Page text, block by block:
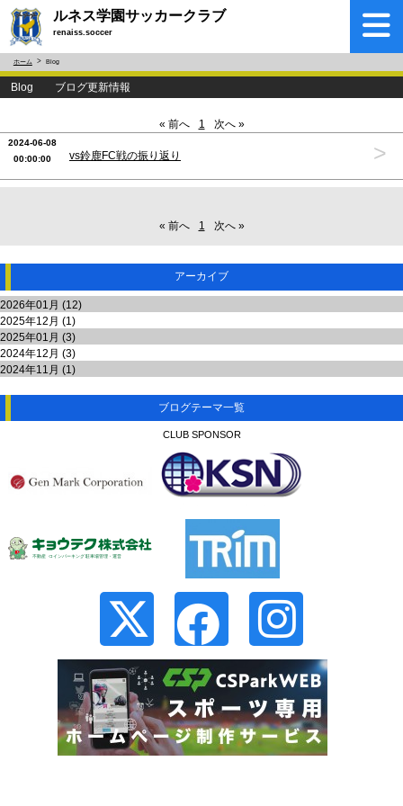
ルネス学園サッカークラブ
renaiss.soccer
ホーム Blog
Blog ブログ更新情報
« 前へ 1 次へ »
2024-06-08
00:00:00
vs鈴鹿FC戦の振り返り >
« 前へ 1 次へ »
アーカイブ
2026年01月 (12)
2025年12月 (1)
2025年01月 (3)
2024年12月 (3)
2024年11月 (1)
ブログテーマ一覧
CLUB SPONSOR